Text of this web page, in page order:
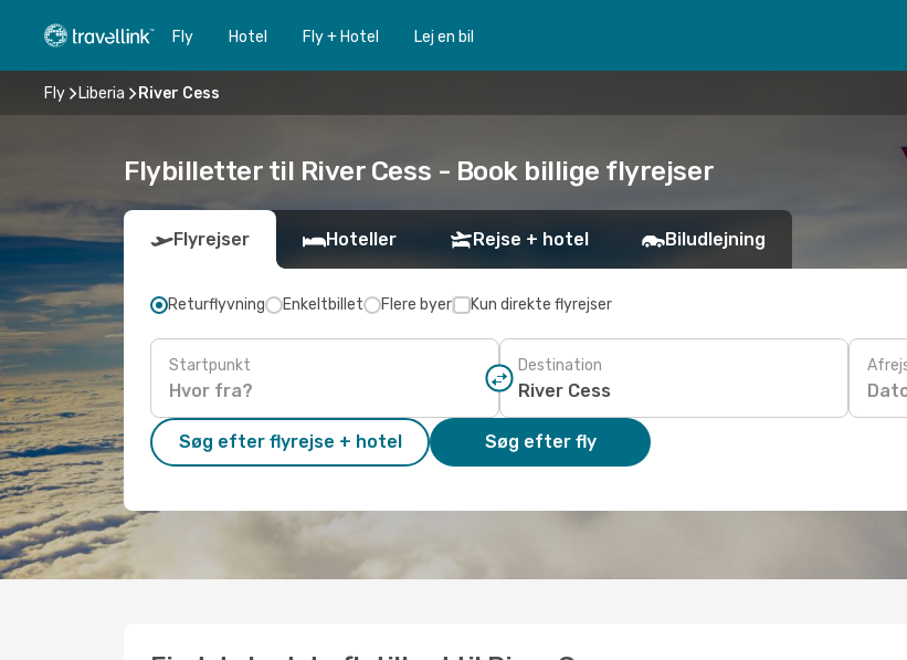
Fly Hotel Fly + Hotel Lej en bil
Fly Liberia River Cess
Flybilletter til River Cess - Book billige flyrejser
Flyrejser Hoteller Rejse + hotel Biludlejning
Returflyvning Enkeltbillet Flere byer Kun direkte flyrejser
Startpunkt Destination
Søg efter flyrejse + hotel Søg efter fly